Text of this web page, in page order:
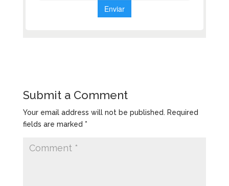
Submit a Comment
Your email address will not be published. Required
fields are marked *